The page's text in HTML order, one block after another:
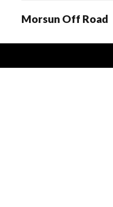
Morsun Off Road